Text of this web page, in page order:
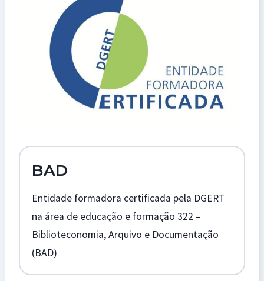
BAD
Entidade formadora certificada pela DGERT
na área de educação e formação 322 –
Biblioteconomia, Arquivo e Documentação
(BAD)